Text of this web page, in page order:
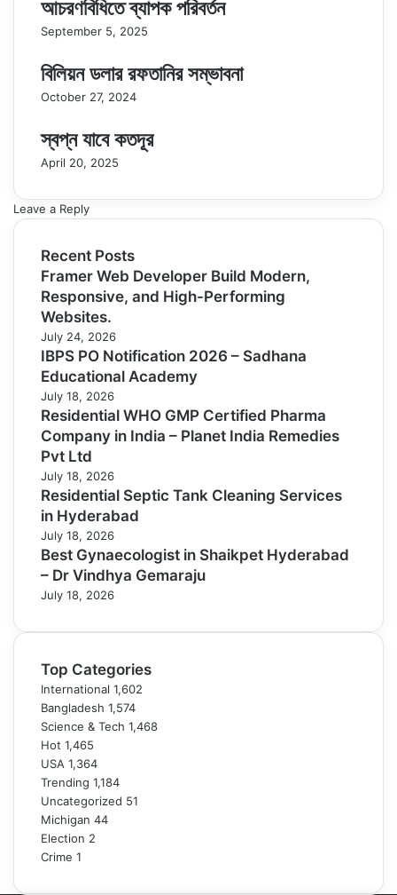
আচরণবিধিতে ব্যাপক পরিবর্তন
September 5, 2025
বিলিয়ন ডলার রফতানির সম্ভাবনা
October 27, 2024
স্বপ্ন যাবে কতদূর
April 20, 2025
Leave a Reply
Recent Posts
Framer Web Developer Build Modern,
Responsive, and High-Performing
Websites.
July 24, 2026
IBPS PO Notification 2026 – Sadhana
Educational Academy
July 18, 2026
Residential WHO GMP Certified Pharma
Company in India – Planet India Remedies
Pvt Ltd
July 18, 2026
Residential Septic Tank Cleaning Services
in Hyderabad
July 18, 2026
Best Gynaecologist in Shaikpet Hyderabad
– Dr Vindhya Gemaraju
July 18, 2026
Top Categories
International 1,602
Bangladesh 1,574
Science & Tech 1,468
Hot 1,465
USA 1,364
Trending 1,184
Uncategorized 51
Michigan 44
Election 2
Crime 1